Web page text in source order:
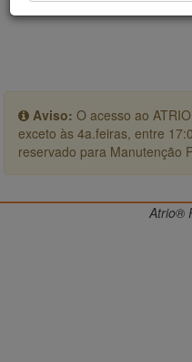
Aviso: O acesso ao
exceto às 4a.feiras, entre
reservado para Manutenção
Atrio®